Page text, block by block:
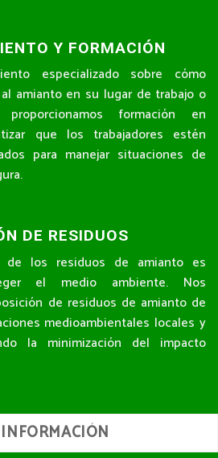
Y FORMACIÓN
especializado sobre cómo
amianto en su lugar de trabajo o
proporcionamos formación en
que los trabajadores estén
para manejar situaciones de
DE RESIDUOS
de los residuos de amianto es
el medio ambiente. Nos
de residuos de amianto de
medioambientales locales y
la minimización del impacto